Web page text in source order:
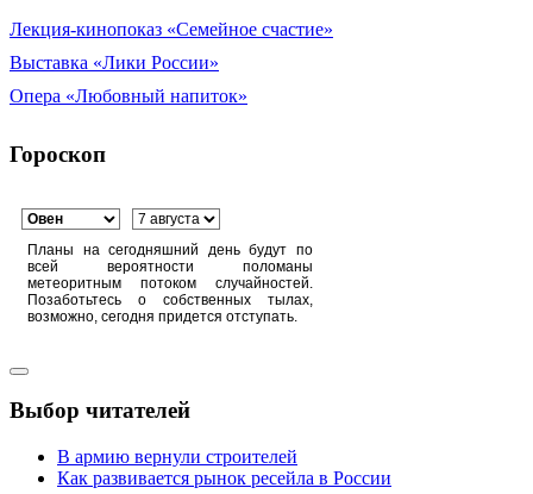
Лекция-кинопоказ «Семейное счастие»
Выставка «Лики России»
Опера «Любовный напиток»
Гороскоп
Планы на сегодняшний день будут по
всей вероятности поломаны
метеоритным потоком случайностей.
Позаботьтесь о собственных тылах,
возможно, сегодня придется отступать.
Выбор читателей
В армию вернули строителей
Как развивается рынок ресейла в России